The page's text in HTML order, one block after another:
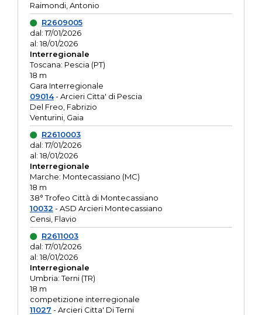
Raimondi, Antonio
R2609005
dal: 17/01/2026
al: 18/01/2026
Interregionale
Toscana: Pescia (PT)
18 m
Gara Interregionale
09014- Arcieri Citta' di Pescia
Del Freo, Fabrizio
Venturini, Gaia
R2610003
dal: 17/01/2026
al: 18/01/2026
Interregionale
Marche: Montecassiano (MC)
18 m
38° Trofeo Città di Montecassiano
10032 - ASD Arcieri Montecassiano
Censi, Flavio
R2611003
dal: 17/01/2026
al: 18/01/2026
Interregionale
Umbria: Terni (TR)
18 m
competizione interregionale
11027 - Arcieri Citta' Di Terni